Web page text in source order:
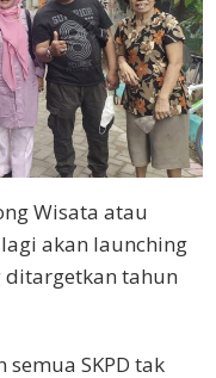
Wisata atau
akan launching
ditargetkan tahun
SKPD tak